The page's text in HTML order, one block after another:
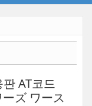
AT코드
ズ ワース